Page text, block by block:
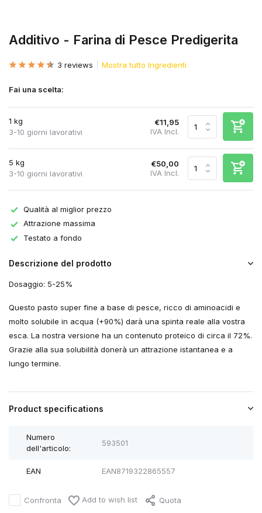
Additivo - Farina di Pesce Predigerita
3 reviews Mostra tutto Ingredienti
Fai una scelta:
1 kg
3-10 giorni lavorativi
€11,95
IVA Incl.
5 kg
3-10 giorni lavorativi
€50,00
IVA Incl.
Qualità al miglior prezzo
Attrazione massima
Testato a fondo
Descrizione del prodotto
Dosaggio: 5-25%
Questo pasto super fine a base di pesce, ricco di aminoacidi e
molto solubile in acqua (+90%) darà una spinta reale alla vostra
esca. La nostra versione ha un contenuto proteico di circa il 72%.
Grazie alla sua solubilità donerà un attrazione istantanea e a
lungo termine.
Product specifications
Numero
dell'articolo:
593501
EAN EAN8719322865557
Confronta Add to wish list Quota